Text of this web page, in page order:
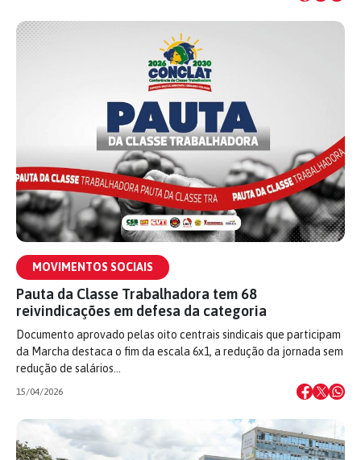
MOVIMENTOS SOCIAIS
Pauta da Classe Trabalhadora tem 68
reivindicações em defesa da categoria
Documento aprovado pelas oito centrais sindicais que participam
da Marcha destaca o fim da escala 6x1, a redução da jornada sem
redução de salários…
15/04/2026